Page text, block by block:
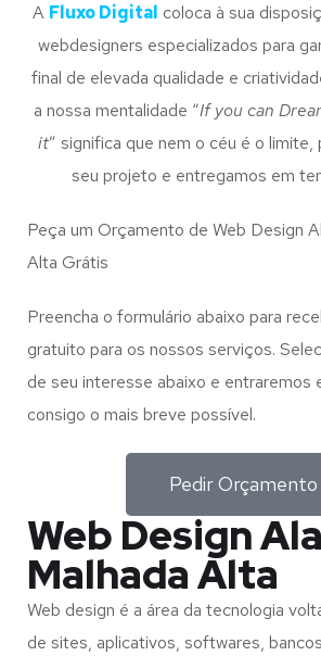
A Fluxo Digital coloca à sua
webdesigners especializados para
final de elevada qualidade e
a nossa mentalidade “If you can
it” significa que nem o céu é o limite,
seu projeto e entregamos em
Peça um Orçamento de Web Design
Alta Grátis
Preencha o formulário abaixo para
gratuito para os nossos serviços.
de seu interesse abaixo e entraremos
consigo o mais breve possível.
Pedir Orçamento
Web Design
Malhada Alta
Web design é a área da tecnologia
de sites, aplicativos, softwares,